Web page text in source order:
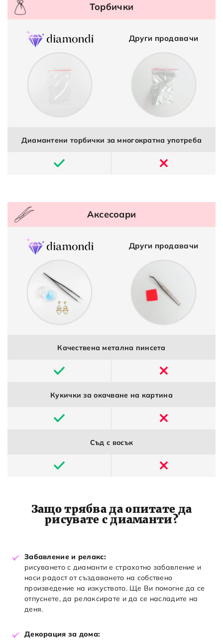
Торбички
Други продавачи
Диамантени торбички за многократна употреба
Аксесоари
Други продавачи
Качествена метална пинсета
Кукички за окачване на картина
Съд с восък
Защо трябва да опитате да
рисувате с диаманти?
Забавление и релакс:
рисуването с диаманти е страхотно забавление и
носи радост от създаването на собствено
произведение на изкуството. Ще Ви помогне да се
отпуснете, да релаксирате и да се насладите на
деня.
Декорация за дома: